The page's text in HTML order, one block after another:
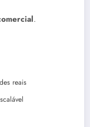
.
reais